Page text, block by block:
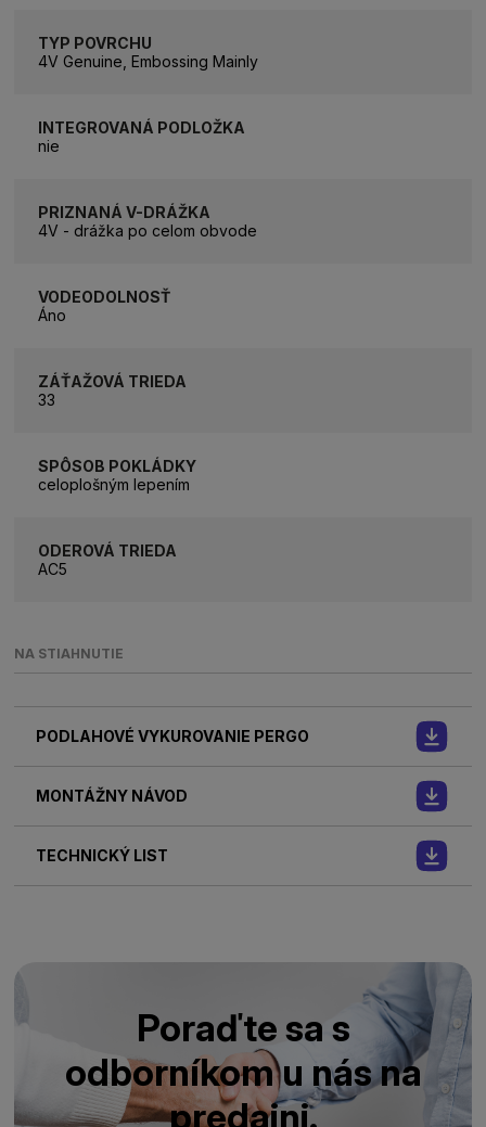
TYP POVRCHU
4V Genuine, Embossing Mainly
INTEGROVANÁ PODLOŽKA
nie
PRIZNANÁ V-DRÁŽKA
4V - drážka po celom obvode
VODEODOLNOSŤ
Áno
ZÁŤAŽOVÁ TRIEDA
33
SPÔSOB POKLÁDKY
celoplošným lepením
ODEROVÁ TRIEDA
AC5
NA STIAHNUTIE
PODLAHOVÉ VYKUROVANIE PERGO
MONTÁŽNY NÁVOD
TECHNICKÝ LIST
Poraďte sa s
odborníkom u nás na
predajni.